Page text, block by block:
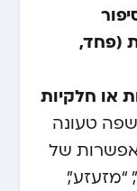
(פחד,
או חלקיות
טעונה
של
“מזעזע”,